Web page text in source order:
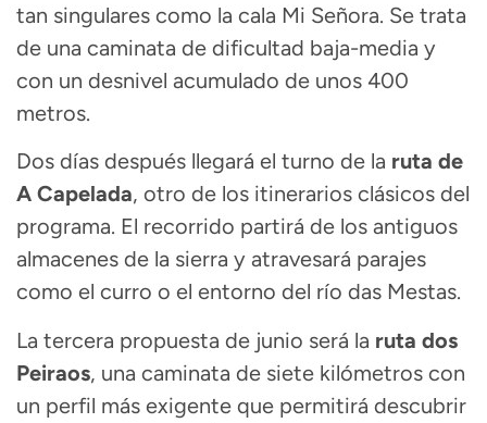
tan singulares como la cala Mi Señora. Se trata
de una caminata de dificultad baja-media y
con un desnivel acumulado de unos 400
metros.
Dos días después llegará el turno de la ruta de
A Capelada, otro de los itinerarios clásicos del
programa. El recorrido partirá de los antiguos
almacenes de la sierra y atravesará parajes
como el curro o el entorno del río das Mestas.
La tercera propuesta de junio será la ruta dos
Peiraos, una caminata de siete kilómetros con
un perfil más exigente que permitirá descubrir